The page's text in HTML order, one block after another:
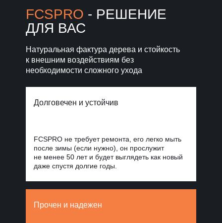
Уголки, планки, откосы
для завершённого фасада
Облицовка
проектов
Фиброцементные
панели Стоун
Блок
Натуральная фактура дерева и стойкость
к внешним воздействиям без
необходимости сложного ухода
FCSPRO - РЕШЕНИЕ
ДЛЯ ВАС
Прочен и надежен
Долговечен и устойчив
FCSPRO не требует ремонта, его легко мыть
после зимы (если нужно), он прослужит
не менее 50 лет и будет выглядеть как новый
даже спустя долгие годы.